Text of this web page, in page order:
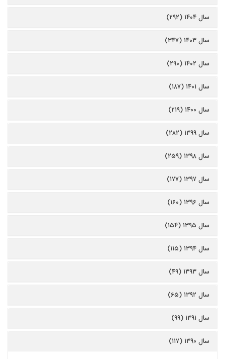
سال ۱۴۰۴ (۲۹۲)
سال ۱۴۰۳ (۳۴۷)
سال ۱۴۰۲ (۲۹۰)
سال ۱۴۰۱ (۱۸۷)
سال ۱۴۰۰ (۲۱۹)
سال ۱۳۹۹ (۲۸۲)
سال ۱۳۹۸ (۲۵۹)
سال ۱۳۹۷ (۱۷۷)
سال ۱۳۹۶ (۱۶۰)
سال ۱۳۹۵ (۱۵۴)
سال ۱۳۹۴ (۱۱۵)
سال ۱۳۹۳ (۴۹)
سال ۱۳۹۲ (۶۵)
سال ۱۳۹۱ (۹۹)
سال ۱۳۹۰ (۱۱۷)